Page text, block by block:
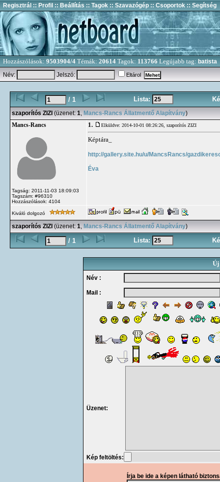
Regisztrál :: Profil :: Beállítás :: Tagok :: Szavazógép :: Csoportok :: Segítség
Hozzászólások: 9503904/4 Témák: 20614 Tagok: 113766 Legújabb tag: batista
Név:
Jelszó: Eltárol
/ 1 Lista:
szaporítós ZIZI (üzenet: 1, Mancs-Rancs Állatmentő Alapítvány)
Mancs-Rancs
Tagság: 2011-11-03 18:09:03
Tagszám: #96310
Hozzászólások: 4104
1. Elküldve: 2014-10-01 08:26:26, szaporítós ZIZI
Képtára_
http://gallery.site.hu/u/MancsRancs/
Éva
Kiváló dolgozó
szaporítós ZIZI (üzenet: 1, Mancs-Rancs Állatmentő Alapítvány)
/ 1 Lista:
Új
Név :
Mail :
Üzenet:
Kép feltöltés:
Írja be ide a képen látható